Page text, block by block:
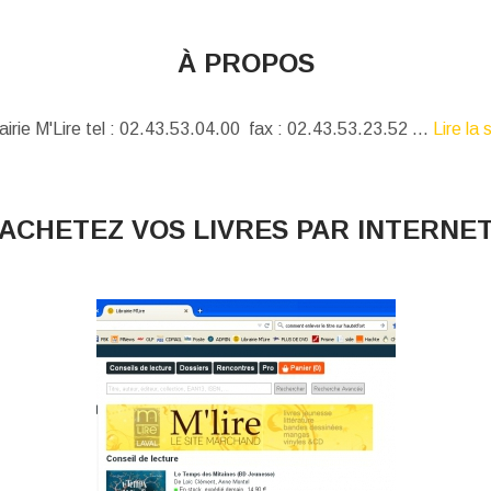
À PROPOS
M'Lire tel : 02.43.53.04.00 fax : 02.43.53.23.52 ... Lire la
VOS LIVRES PAR